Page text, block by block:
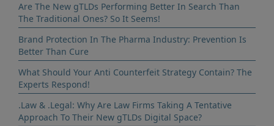
Are The New gTLDs Performing Better In Search Than
The Traditional Ones? So It Seems!
Brand Protection In The Pharma Industry: Prevention Is
Better Than Cure
What Should Your Anti Counterfeit Strategy Contain? The
Experts Respond!
.Law & .Legal: Why Are Law Firms Taking A Tentative
Approach To Their New gTLDs Digital Space?